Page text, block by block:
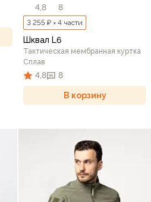
4,8 8
3 255 ₽ × 4 части
Шквал L6
Тактическая мембранная куртка
Сплав
4,8 8
В корзину